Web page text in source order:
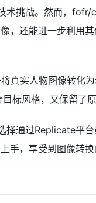
术挑战。然而，
，还能进一步利用
真实人物图像转化
标风格，又保留了原
择通过Replicate平
手，享受到图像转换